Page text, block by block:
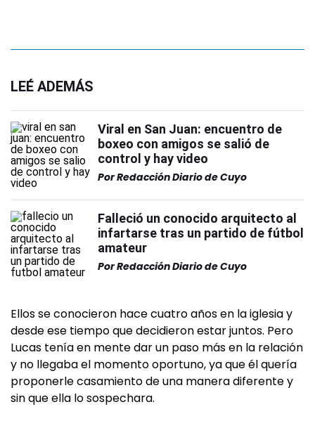
LEÉ ADEMÁS
Viral en San Juan: encuentro de
boxeo con amigos se salió de
control y hay video
PorRedacción Diario de Cuyo
Falleció un conocido arquitecto al
infartarse tras un partido de fútbol
amateur
PorRedacción Diario de Cuyo
Ellos se conocieron hace cuatro años en la iglesia y
desde ese tiempo que decidieron estar juntos. Pero
Lucas tenía en mente dar un paso más en la relación
y no llegaba el momento oportuno, ya que él quería
proponerle casamiento de una manera diferente y
sin que ella lo sospechara.